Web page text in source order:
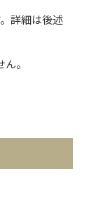
詳細は後述
。